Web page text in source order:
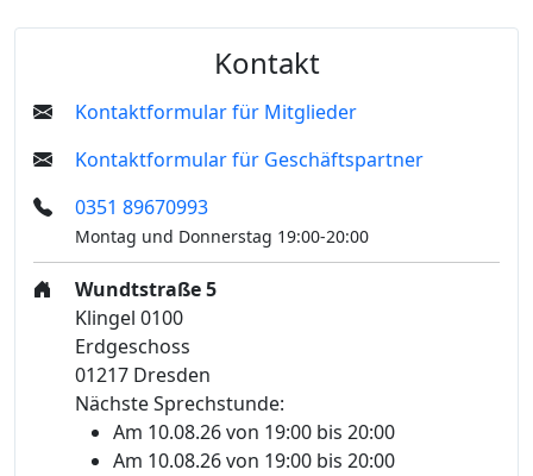
Kontakt
Kontaktformular für Mitglieder
Kontaktformular für Geschäftspartner
0351 89670993
Montag und Donnerstag 19:00-20:00
Wundtstraße 5
Klingel 0100
Erdgeschoss
01217 Dresden
Nächste Sprechstunde:
Am 10.08.26 von 19:00 bis 20:00
Am 10.08.26 von 19:00 bis 20:00